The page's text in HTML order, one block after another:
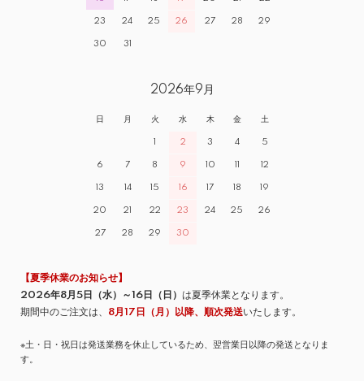
23 24 25 26 27 28 29
30 31
2026年9月
日 月 火 水 木 金 土
1 2 3 4 5
6 7 8 9 10 11 12
13 14 15 16 17 18 19
20 21 22 23 24 25 26
27 28 29 30
【夏季休業のお知らせ】
2026年8月5日（水）～16日（日） は夏季休業となります。
期間中のご注文は、 8月17日（月）以降、順次発送いたします。
※土・日・祝日は発送業務を休止しているため、翌営業日以降の発送となりま
す。